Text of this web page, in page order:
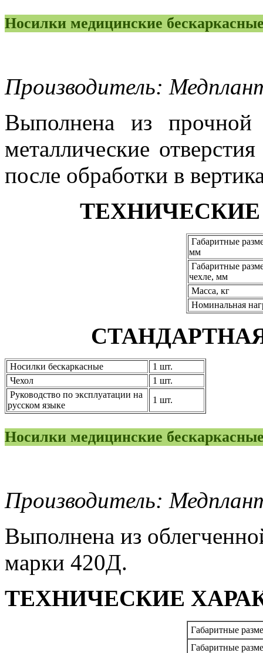
Носилки медицинские
Производитель:
Выполнена из
металлические
после обработки в
Габаритные
мм
Габаритные
чехле, мм
Масса, кг
Номинальная
Носилки бескаркасные
1 шт.
Чехол
1 шт.
Руководство по эксплуатации на
русском языке
1 шт.
Носилки медицинские
Производитель:
Выполнена из
марки 420Д.
ТЕХНИЧЕСКИЕ
Габаритные
Габаритные